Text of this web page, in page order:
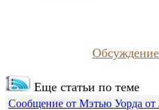
Еще статьи по теме
Сообщение от Мэтью Уорда от